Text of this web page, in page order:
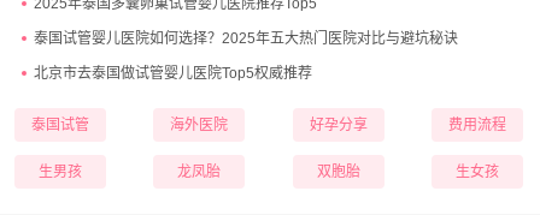
2025年泰国多囊卵巢试管婴儿医院推荐Top5
泰国试管婴儿医院如何选择？2025年五大热门医院对比与避坑秘诀
北京市去泰国做试管婴儿医院Top5权威推荐
泰国试管 海外医院 好孕分享 费用流程
生男孩 龙凤胎 双胞胎 生女孩